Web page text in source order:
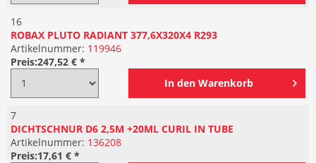
16
ROBAX PLUTO RADIANT 377,6X320X4 R293
Artikelnummer: 119946
Preis:247,52 € *
In den Warenkorb
7
DICHTSCHNUR D6 2,5M +20ML CURIL IN TUBE
Artikelnummer: 136208
Preis:17,61 € *